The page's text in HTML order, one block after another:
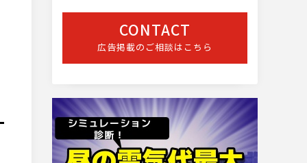
CONTACT
広告掲載のご相談はこちら